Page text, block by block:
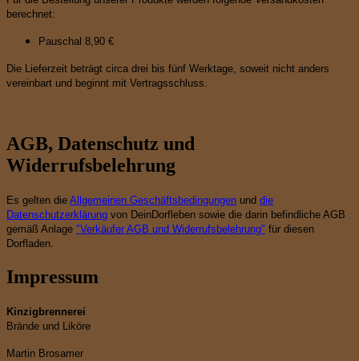
berechnet:
Pauschal 8,90 €
Die Lieferzeit beträgt circa drei bis fünf Werktage, soweit nicht anders
vereinbart und beginnt mit Vertragsschluss.
AGB, Datenschutz und
Widerrufsbelehrung
Es gelten die Allgemeinen Geschäftsbedingungen und die
Datenschutzerklärung von DeinDorfleben sowie die darin befindliche AGB
gemäß Anlage "Verkäufer AGB und Widerrufsbelehrung" für diesen
Dorfladen.
Impressum
Kinzigbrennerei
Brände und Liköre
Martin Brosamer